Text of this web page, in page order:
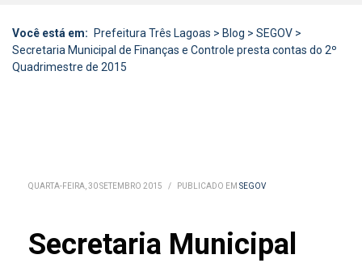
Você está em: Prefeitura Três Lagoas > Blog > SEGOV >
Secretaria Municipal de Finanças e Controle presta contas do 2º
Quadrimestre de 2015
QUARTA-FEIRA, 30 SETEMBRO 2015 / PUBLICADO EM SEGOV
Secretaria Municipal